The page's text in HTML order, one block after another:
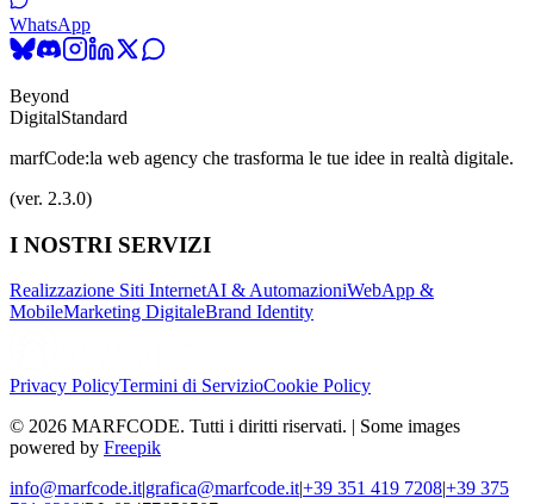
WhatsApp
Beyond
DigitalStandard
marfCode:la web agency che trasforma le tue idee in realtà digitale.
(ver. 2.3.0)
I NOSTRI SERVIZI
Realizzazione Siti InternetAI & AutomazioniWebApp &
MobileMarketing DigitaleBrand Identity
Privacy PolicyTermini di ServizioCookie Policy
© 2026 MARFCODE. Tutti i diritti riservati. | Some images
powered by Freepik
info@marfcode.it|grafica@marfcode.it|+39 351 419 7208|+39 375